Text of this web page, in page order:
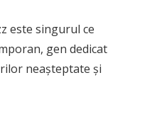
este singurul ce
gen dedicat
neașteptate și